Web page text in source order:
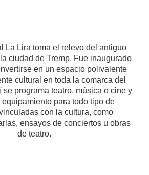
La Lira toma el relevo del antiguo
ciudad de Tremp. Fue inaugurado
en un espacio polivalente
cultural en toda la comarca del
se programa teatro, música o cine y
para todo tipo de
con la cultura, como
ensayos de conciertos u obras
de teatro.